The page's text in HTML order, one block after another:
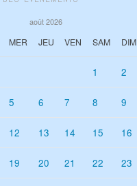
août 2026
MER JEU VEN SAM DIM
1 2
5 6 7 8 9
12 13 14 15 16
19 20 21 22 23